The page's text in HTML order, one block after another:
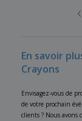
‹
En savoir
Crayons
Envisagez-vous de
de votre prochain
clients ? Nous avons